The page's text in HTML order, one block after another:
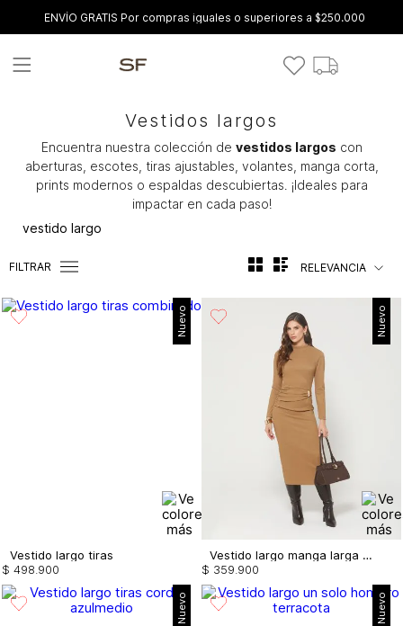
ENVÍO GRATIS Por compras iguales o superiores a $250.000
Vestidos largos
Encuentra nuestra colección de vestidos largos con
aberturas, escotes, tiras ajustables, volantes, manga corta,
prints modernos o espaldas descubiertas. ¡Ideales para
impactar en cada paso!
vestido largo
FILTRAR RELEVANCIA
Nuevo
Vestido largo tiras
$ 498 900
Nuevo
Vestido largo manga larga con drapeado
$ 359 900
Nuevo Nuevo